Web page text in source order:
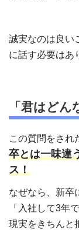
誠実なのは良い
に話す必要はあ
「君はどん
この質問をされ
卒とは一味違
ス！
なぜなら、新卒
「入社して3年
現実をきちんと